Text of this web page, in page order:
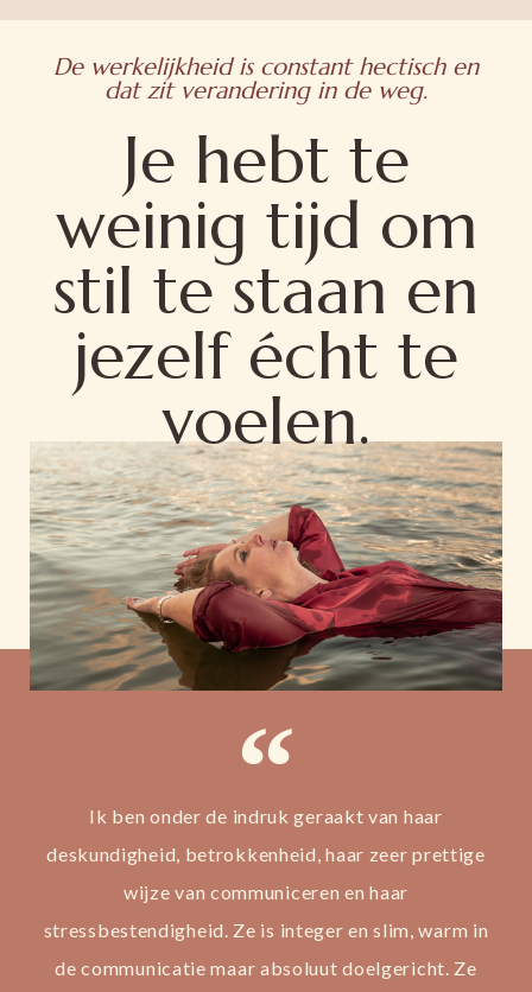
De werkelijkheid is constant hectisch en
dat zit verandering in de weg.
Je hebt te
weinig tijd om
stil te staan en
jezelf écht te
voelen.
Ik ben onder de indruk geraakt van haar
deskundigheid, betrokkenheid, haar zeer prettige
wijze van communiceren en haar
stressbestendigheid. Ze is integer en slim, warm in
de communicatie maar absoluut doelgericht. Ze